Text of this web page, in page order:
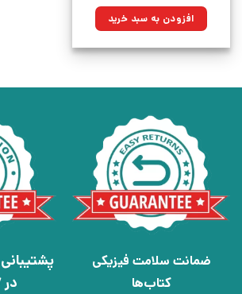
۴۵۰,۰۰۰تومان
بود.
۳۳۹,۷۵۰تومان.افزودن به سبد خرید
ضمانت سلامت فیزیکی
کتاب‌ها
در 7 روز هفته